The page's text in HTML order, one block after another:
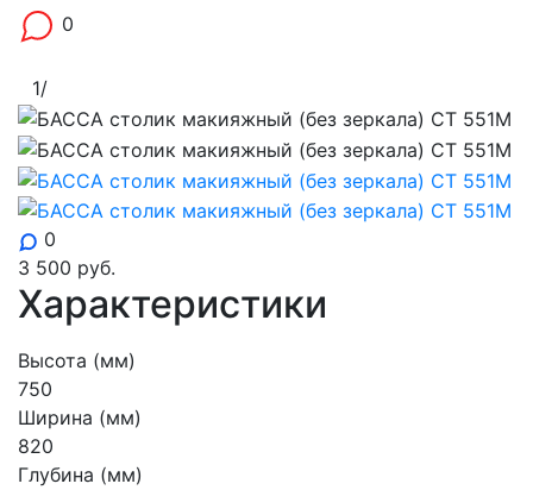
0
1/
0
3 500 руб.
Характеристики
Высота (мм)
750
Ширина (мм)
820
Глубина (мм)